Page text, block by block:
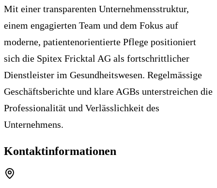
Mit einer transparenten Unternehmensstruktur,
einem engagierten Team und dem Fokus auf
moderne, patientenorientierte Pflege positioniert
sich die Spitex Fricktal AG als fortschrittlicher
Dienstleister im Gesundheitswesen. Regelmässige
Geschäftsberichte und klare AGBs unterstreichen die
Professionalität und Verlässlichkeit des
Unternehmens.
Kontaktinformationen